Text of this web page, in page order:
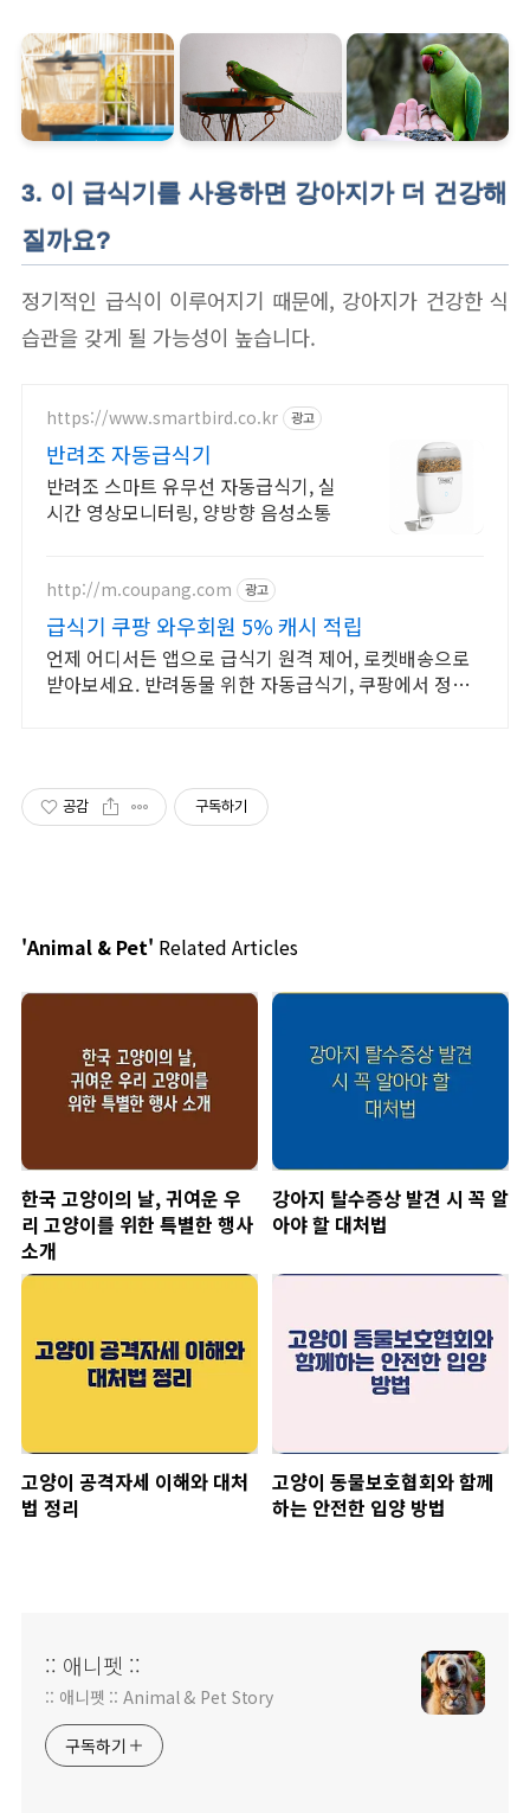
3. 이 급식기를 사용하면 강아지가 더 건강해
질까요?
정기적인 급식이 이루어지기 때문에, 강아지가 건강한 식
습관을 갖게 될 가능성이 높습니다.
https://www.smartbird.co.kr 광고
반려조 자동급식기
반려조 스마트 유무선 자동급식기, 실
시간 영상모니터링, 양방향 음성소통
http://m.coupang.com 광고
급식기 쿠팡 와우회원 5% 캐시 적립
언제 어디서든 앱으로 급식기 원격 제어, 로켓배송으로
받아보세요. 반려동물 위한 자동급식기, 쿠팡에서 정량
공감 구독하기
'Animal & Pet' Related Articles
한국 고양이의 날, 귀여운 우
리 고양이를 위한 특별한 행사
소개
강아지 탈수증상 발견 시 꼭 알
아야 할 대처법
고양이 공격자세 이해와 대처
법 정리
고양이 동물보호협회와 함께
하는 안전한 입양 방법
:: 애니펫 ::
:: 애니펫 :: Animal & Pet Story
구독하기